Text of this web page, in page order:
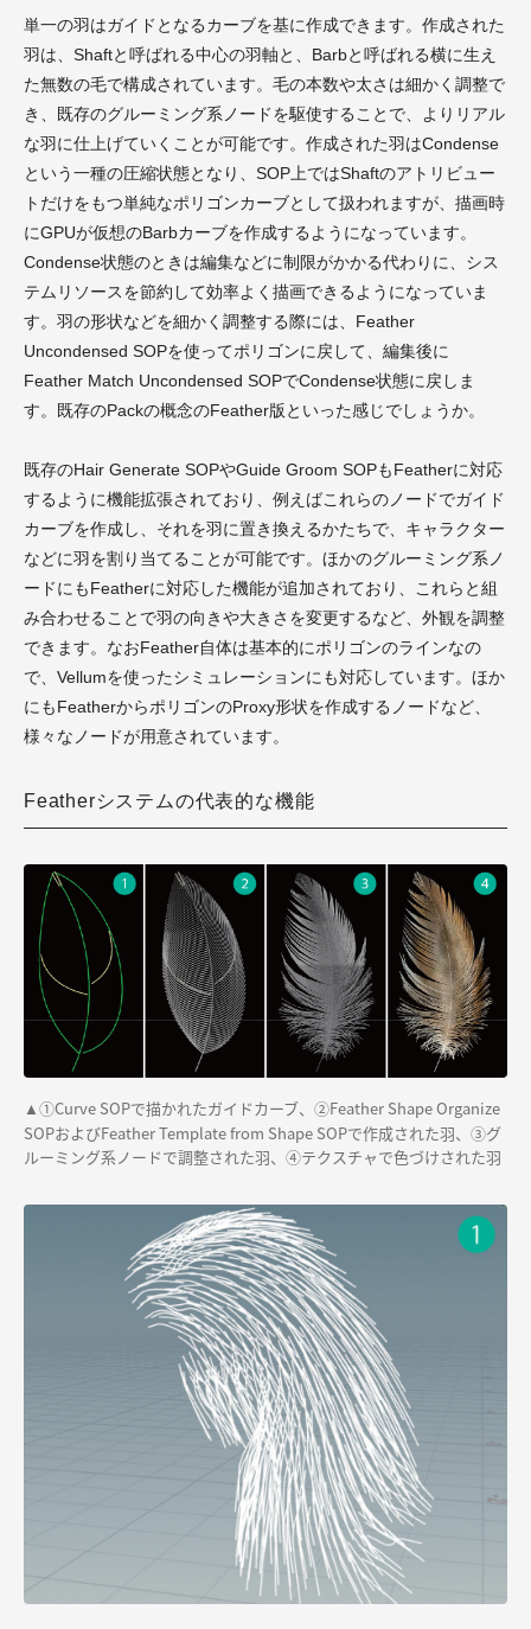
単一の羽はガイドとなるカーブを基に作成できます。作成された
羽は、Shaftと呼ばれる中心の羽軸と、Barbと呼ばれる横に生え
た無数の毛で構成されています。毛の本数や太さは細かく調整で
き、既存のグルーミング系ノードを駆使することで、よりリアル
な羽に仕上げていくことが可能です。作成された羽はCondense
という一種の圧縮状態となり、SOP上ではShaftのアトリビュー
トだけをもつ単純なポリゴンカーブとして扱われますが、描画時
にGPUが仮想のBarbカーブを作成するようになっています。
Condense状態のときは編集などに制限がかかる代わりに、シス
テムリソースを節約して効率よく描画できるようになっていま
す。羽の形状などを細かく調整する際には、Feather
Uncondensed SOPを使ってポリゴンに戻して、編集後に
Feather Match Uncondensed SOPでCondense状態に戻しま
す。既存のPackの概念のFeather版といった感じでしょうか。
既存のHair Generate SOPやGuide Groom SOPもFeatherに対応
するように機能拡張されており、例えばこれらのノードでガイド
カーブを作成し、それを羽に置き換えるかたちで、キャラクター
などに羽を割り当てることが可能です。ほかのグルーミング系ノ
ードにもFeatherに対応した機能が追加されており、これらと組
み合わせることで羽の向きや大きさを変更するなど、外観を調整
できます。なおFeather自体は基本的にポリゴンのラインなの
で、Vellumを使ったシミュレーションにも対応しています。ほか
にもFeatherからポリゴンのProxy形状を作成するノードなど、
様々なノードが用意されています。
Featherシステムの代表的な機能
▲ ①Curve SOPで描かれたガイドカーブ、②Feather Shape Organize
SOPおよびFeather Template from Shape SOPで作成された羽、③グ
ルーミング系ノードで調整された羽、④テクスチャで色づけされた羽